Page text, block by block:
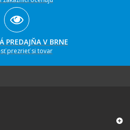
PREDAJŇA V BRNE
prezrieť si tovar